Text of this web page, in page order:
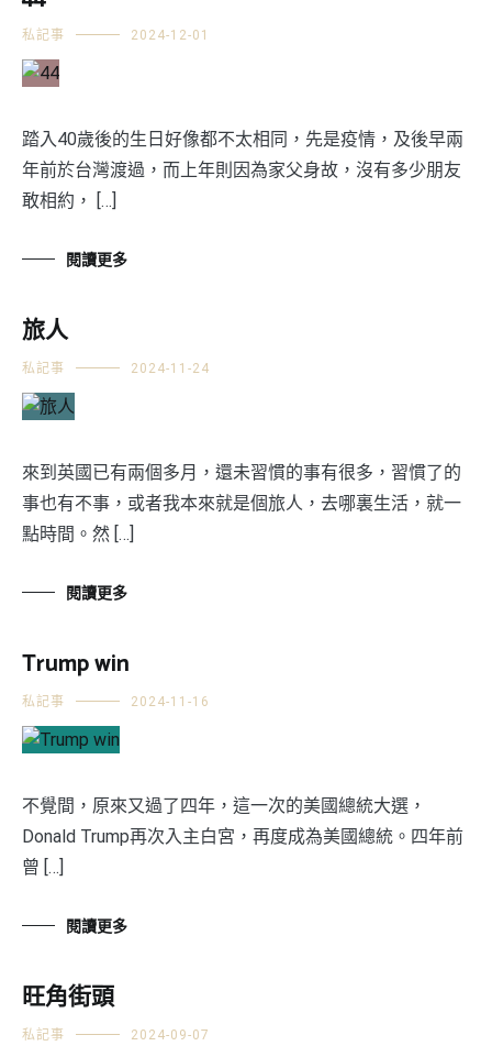
私記事 2024-12-01
踏入40歲後的生日好像都不太相同，先是疫情，及後早兩
年前於台灣渡過，而上年則因為家父身故，沒有多少朋友
敢相約， […]
閱讀更多
旅人
私記事 2024-11-24
來到英國已有兩個多月，還未習慣的事有很多，習慣了的
事也有不事，或者我本來就是個旅人，去哪裏生活，就一
點時間。然 […]
閱讀更多
Trump win
私記事 2024-11-16
不覺間，原來又過了四年，這一次的美國總統大選，
Donald Trump再次入主白宮，再度成為美國總統。四年前
曾 […]
閱讀更多
旺角街頭
私記事 2024-09-07